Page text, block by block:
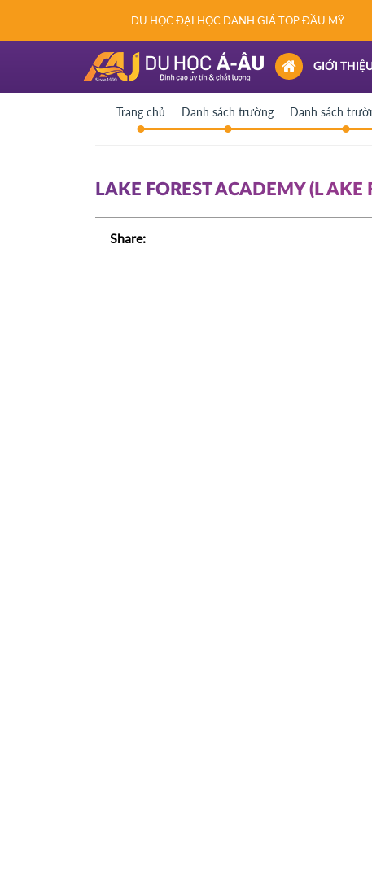
DU HỌC ĐẠI HỌC DANH GIÁ TOP ĐẦU MỸ
(CURRENT)
GIỚI
Trang chủ Danh sách trường Danh sách
LAKE FOREST ACADEMY (L AKE
Share: